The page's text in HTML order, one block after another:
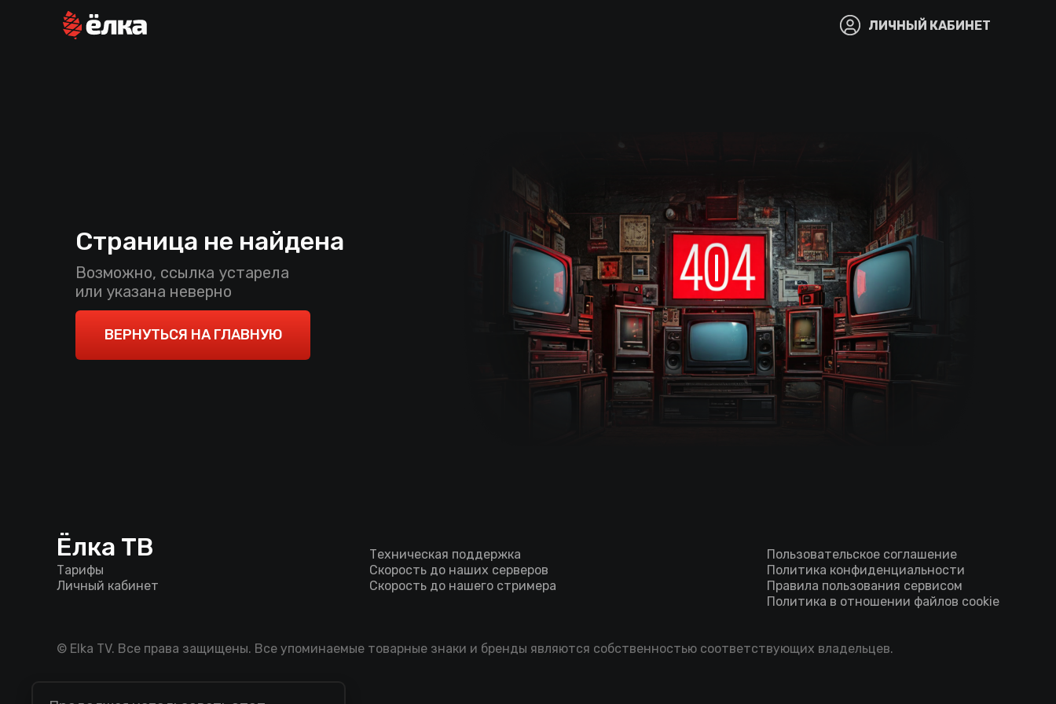
ЛИЧНЫЙ КАБИНЕТ
Страница не найдена
Возможно, ссылка устарела
или указана неверно
ВЕРНУТЬСЯ НА ГЛАВНУЮ
Ёлка ТВ
Тарифы
Личный кабинет
Техническая поддержка
Скорость до наших серверов
Скорость до нашего стримера
Пользовательское соглашение
Политика конфиденциальности
Правила пользования сервисом
Политика в отношении файлов cookie
© Elka TV. Все права защищены. Все упоминаемые товарные знаки и бренды являются собственностью соответствующих владельцев.